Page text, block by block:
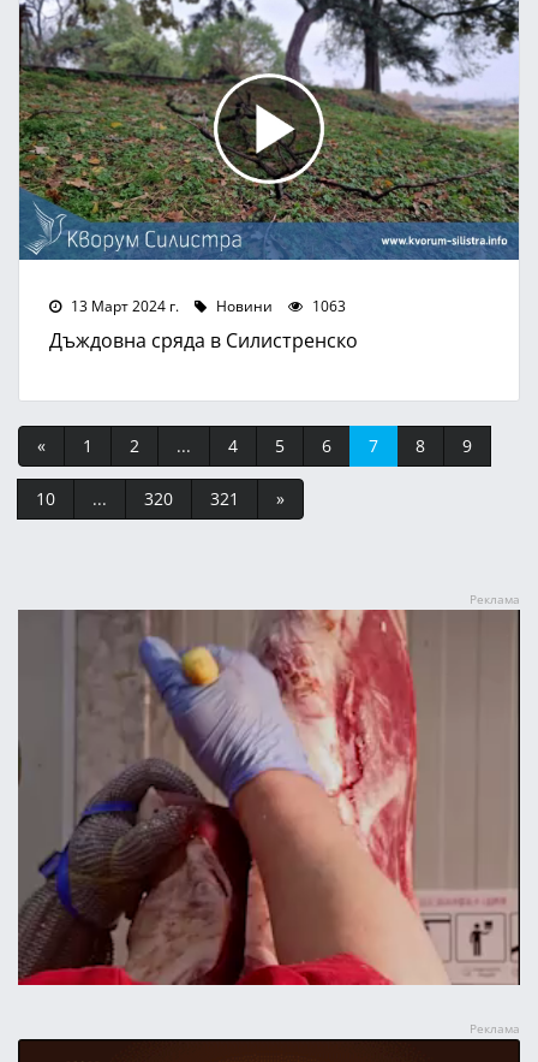
13 Март 2024 г. Новини 1063
Дъждовна сряда в Силистренско
« 1 2 ... 4 5 6 7 8 9
10 ... 320 321 »